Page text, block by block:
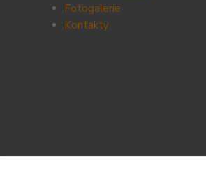
Fotogalerie
Kontakty